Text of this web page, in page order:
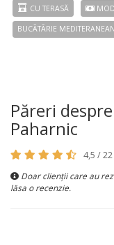
CU TERASĂ
BUCÃTÃRIE
Păreri
Paharnic
4,5 /
Doar clienții care au
lăsa o recenzie.